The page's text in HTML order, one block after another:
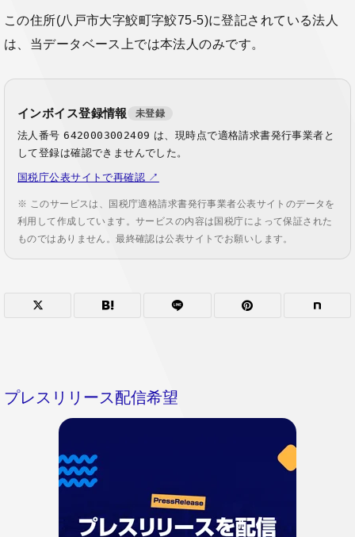
この住所(八戸市大字鮫町字鮫75-5)に登記されている法人
は、当データベース上では本法人のみです。
インボイス登録情報 未登録
法人番号6420003002409 は、現時点で適格請求書発行事業者と
して登録は確認できませんでした。
国税庁公表サイトで再確認 ↗
※ このサービスは、国税庁適格請求書発行事業者公表サイトのデータを
利用して作成しています。サービスの内容は国税庁によって保証された
ものではありません。最終確認は公表サイトでお願いします。
プレスリリース配信希望